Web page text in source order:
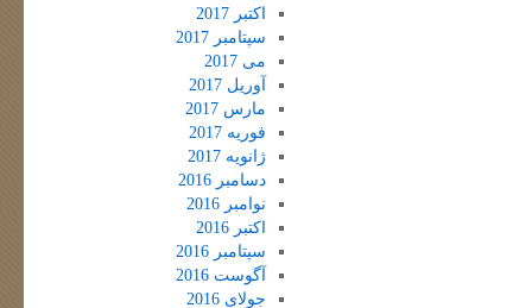
اکتبر 2017
سپتامبر 2017
می 2017
آوریل 2017
مارس 2017
فوریه 2017
ژانویه 2017
دسامبر 2016
نوامبر 2016
اکتبر 2016
سپتامبر 2016
آگوست 2016
جولای 2016